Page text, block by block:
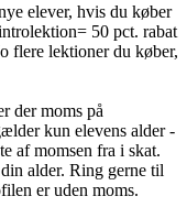
elever, hvis du køber
50 pct. rabat
flere lektioner du køber,
der moms på
kun elevens alder -
af momsen fra i skat.
alder. Ring gerne til
er uden moms.